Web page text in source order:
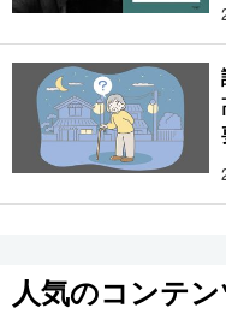
人気のコンテ